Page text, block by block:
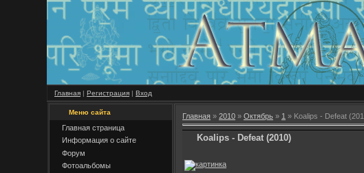
Главная | Регистрация | Вход
Меню сайта
Главная страница
Информация о сайте
Форум
Фотоальбомы
Главная » 2010 » Октябрь » 1 » Koalips - Defeat
Koalips - Defeat (2010)